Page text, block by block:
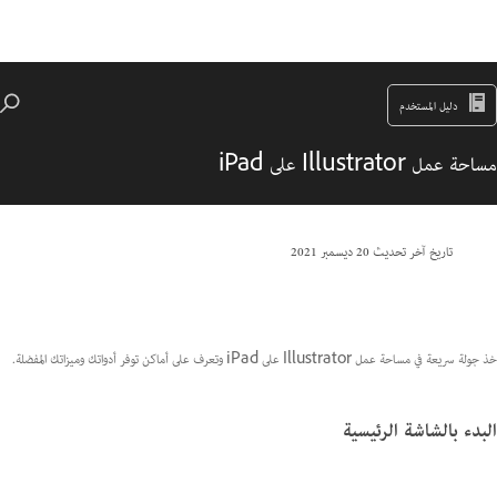
دليل المستخدم
مساحة عمل Illustrator على iPad
تاريخ آخر تحديث20 ديسمبر 2021
خذ جولة سريعة في مساحة عمل Illustrator على iPad وتعرف على أماكن توفر أدواتك وميزاتك المفضلة.
البدء بالشاشة الرئيسية